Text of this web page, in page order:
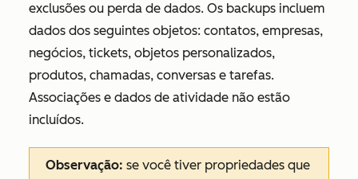
exclusões ou perda de dados. Os backups incluem
dados dos seguintes objetos: contatos, empresas,
negócios, tickets, objetos personalizados,
produtos, chamadas, conversas e tarefas.
Associações e dados de atividade não estão
incluídos.
Observação: se você tiver propriedades que